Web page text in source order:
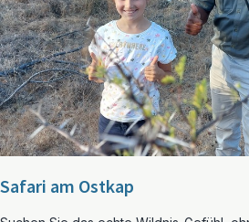
Safari am Ostkap